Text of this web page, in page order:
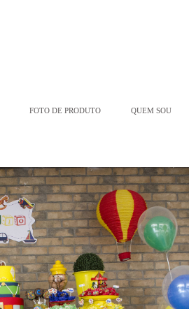
FOTO DE PRODUTO QUEM SOU